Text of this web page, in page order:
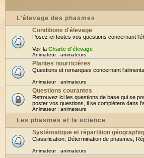
L'élevage des phasmes
Conditions d'élevage
Posez ici toutes vos questions concernant
Voir la Charte d'élevage
Animateur : animateurs
Plantes nourricières
Questions et remarques concernant
Animateur : animateurs
Questions courantes
Retrouvez ici les questions de base qui se
poster vos questions, il se complétera dans
Animateur : animateurs
Les phasmes et la science
Systématique et répartition
Classification, Détermination de phasmes,
Animateur : animateurs